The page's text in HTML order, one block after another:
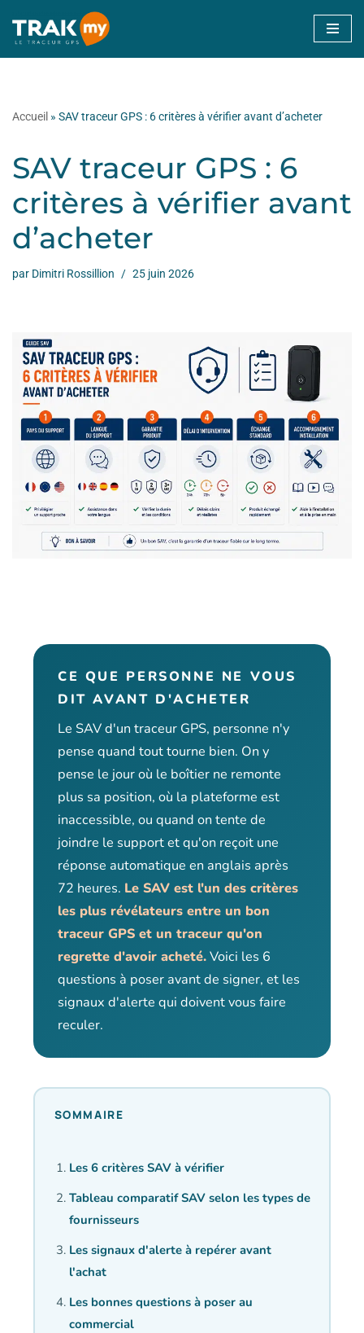
Aller
Accueil » SAV traceur GPS : 6 critères à vérifier avant d’acheter
SAV traceur GPS : 6
critères à vérifier avant
d’acheter
par Dimitri Rossillion 25 juin 2026
CE QUE PERSONNE NE VOUS
DIT AVANT D'ACHETER
Le SAV d'un traceur GPS, personne n'y
pense quand tout tourne bien. On y
pense le jour où le boîtier ne remonte
plus sa position, où la plateforme est
inaccessible, ou quand on tente de
joindre le support et qu'on reçoit une
réponse automatique en anglais après
72 heures. Le SAV est l'un des critères
les plus révélateurs entre un bon
traceur GPS et un traceur qu'on
regrette d'avoir acheté.Voici les 6
questions à poser avant de signer, et les
signaux d'alerte qui doivent vous faire
reculer.
SOMMAIRE
Les 6 critères SAV à vérifier
Tableau comparatif SAV selon les types de
fournisseurs
Les signaux d'alerte à repérer avant
l'achat
Les bonnes questions à poser au
commercial